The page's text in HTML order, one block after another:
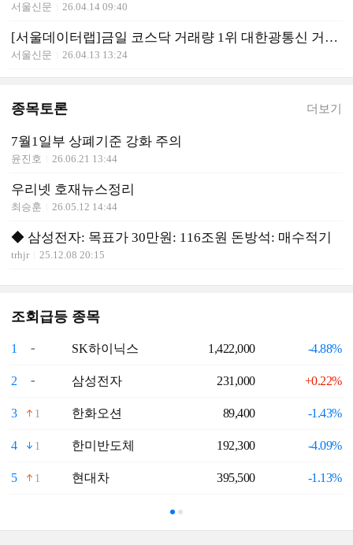
서울신문 26.04.14 09:40
[서울데이터랩]금일 코스닥 거래량 1위 대한광통신 거래대금 935억 돌파
서울신문 26.04.13 13:24
종목토론 더보기
7월1일부 상폐기준 강화 주의
윤진호 26.06.21 13:44
우리넷 호재뉴스정리
최승훈 26.05.12 14:44
◆ 삼성전자: 목표가 30만원: 116조원 돈방석: 매수적기
trhjr 25.12.08 20:15
조회급등 종목
1 SK하이닉스 1,422,000 -4.88%
2 삼성전자 231,000 +0.22%
3 1 한화오션 89,400 -1.43%
4 1 한미반도체 192,300 -4.09%
5 1 현대차 395,500 -1.13%